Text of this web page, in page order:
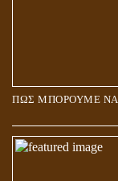
ΠΩΣ ΜΠΟΡΟΥΜΕ ΝΑ